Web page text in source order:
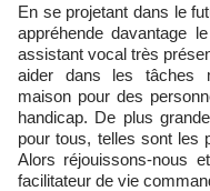
En se projetant dans le
appréhende davantage
assistant vocal très
aider dans les tâches
maison pour des
handicap. De plus
pour tous, telles sont les
Alors réjouissons-nous
facilitateur de vie